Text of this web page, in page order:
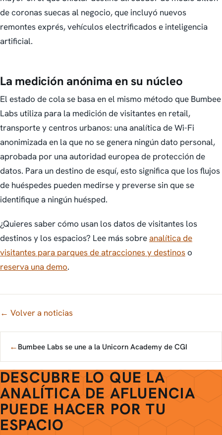
de coronas suecas al negocio, que incluyó nuevos
remontes exprés, vehículos electrificados e inteligencia
artificial.
La medición anónima en su núcleo
El estado de cola se basa en el mismo método que Bumbee
Labs utiliza para la medición de visitantes en retail,
transporte y centros urbanos: una analítica de Wi-Fi
anonimizada en la que no se genera ningún dato personal,
aprobada por una autoridad europea de protección de
datos. Para un destino de esquí, esto significa que los flujos
de huéspedes pueden medirse y preverse sin que se
identifique a ningún huésped.
¿Quieres saber cómo usan los datos de visitantes los
destinos y los espacios? Lee más sobreanalítica de
visitantes para parques de atracciones y destinoso
reserva una demo.
← Volver a noticias
← Bumbee Labs se une a la Unicorn Academy de CGI
DESCUBRE LO QUE LA
ANALÍTICA DE AFLUENCIA
PUEDE HACER POR TU
ESPACIO